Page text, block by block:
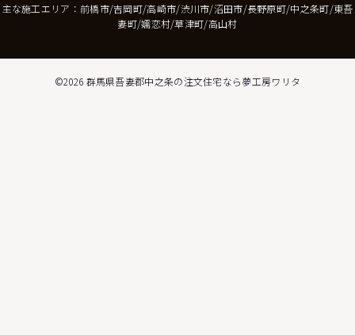
主な施工エリア：前橋市/吉岡町/高崎市/渋川市/沼田市/長野原町/中之条町/東吾
妻町/嬬恋村/草津町/高山村
©2026 群馬県吾妻郡中之条の注文住宅なら夢工房ワリタ